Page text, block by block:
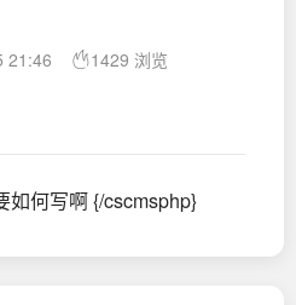
21:46
1429 浏览
如何写啊 {/cscmsphp}